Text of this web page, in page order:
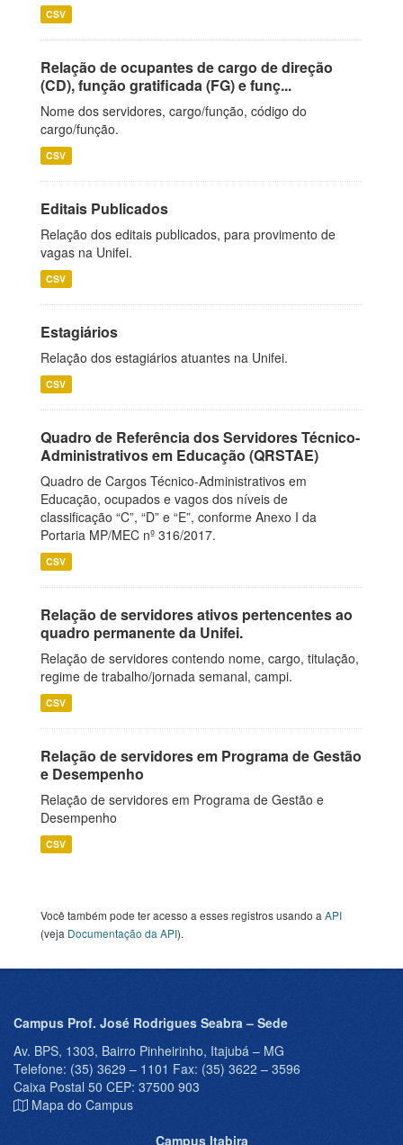
CSV
Relação de ocupantes de cargo de direção
(CD), função gratificada (FG) e funç...
Nome dos servidores, cargo/função, código do
cargo/função.
CSV
Editais Publicados
Relação dos editais publicados, para provimento de
vagas na Unifei.
CSV
Estagiários
Relação dos estagiários atuantes na Unifei.
CSV
Quadro de Referência dos Servidores Técnico-
Administrativos em Educação (QRSTAE)
Quadro de Cargos Técnico-Administrativos em
Educação, ocupados e vagos dos níveis de
classificação “C”, “D” e “E”, conforme Anexo I da
Portaria MP/MEC nº 316/2017.
CSV
Relação de servidores ativos pertencentes ao
quadro permanente da Unifei.
Relação de servidores contendo nome, cargo, titulação,
regime de trabalho/jornada semanal, campi.
CSV
Relação de servidores em Programa de Gestão
e Desempenho
Relação de servidores em Programa de Gestão e
Desempenho
CSV
Você também pode ter acesso a esses registros usando a API
(veja Documentação da API).
Campus Prof. José Rodrigues Seabra – Sede
Av. BPS, 1303, Bairro Pinheirinho, Itajubá – MG
Telefone: (35) 3629 – 1101 Fax: (35) 3622 – 3596
Caixa Postal 50 CEP: 37500 903
Mapa do Campus
Campus Itabira